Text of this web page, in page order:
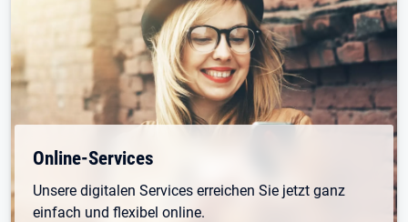
Öffnet in neuem Tab
Online-Services
Unsere digitalen Services erreichen Sie jetzt ganz
einfach und flexibel online.